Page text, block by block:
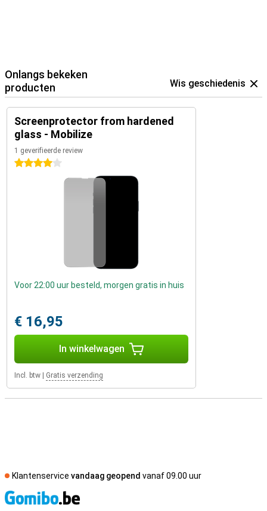
Onlangs bekeken
producten
Wis geschiedenis
Screenprotector from hardened
glass - Mobilize
1 geverifieerde review
4 sterren
Voor 22:00 uur besteld, morgen gratis in huis
€ 16,95
In winkelwagen
Incl. btw Gratis verzending
Klantenservice vandaag geopend vanaf 09.00 uur